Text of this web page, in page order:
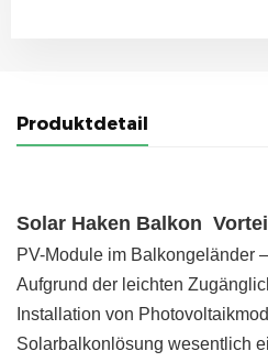
Produktdetail
Solar Haken Balkon
PV-Module im Balkongeländer
Aufgrund der leichten
Installation von
Solarbalkonlösung wesentlich